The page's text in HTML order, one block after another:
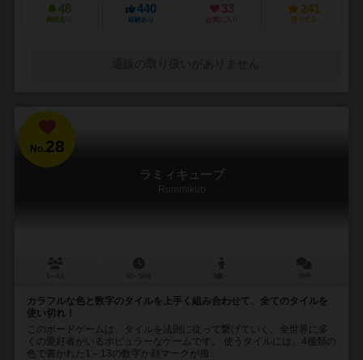
48
興味あり
440
経験あり
33
お気に入り
241
持ってる
No.28
ラミィキューブ
Rummikub
カラフルな色と数字のタイルを上手く組み合わせて、全てのタイルを
使い切れ！
このボードゲームは、タイルを法則に従って繋げていく、全世界に多
くの愛好者がいるポピュラーなゲームです。 使うタイルには、4種類の
色で書かれた1～13の数字か顔マークが描...